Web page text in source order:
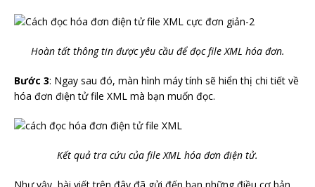
Hoàn tất thông tin được yêu cầu để đọc file XML hóa đơn.
Bước 3: Ngay sau đó, màn hình máy tính sẽ hiển thị chi tiết về
hóa đơn điện tử file XML mà bạn muốn đọc.
Kết quả tra cứu của file XML hóa đơn điện tử.
Như vậy, bài viết trên đây đã gửi đến bạn những điều cơ bản